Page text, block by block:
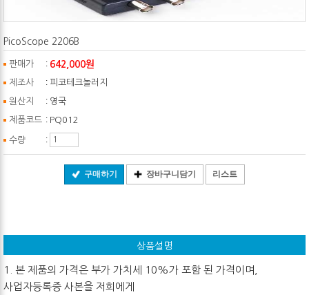
PicoScope 2206B
판매가 : 642,000원
제조사 : 피코테크놀러지
원산지 : 영국
제품코드 : PQ012
수량 :
구매하기 장바구니담기 리스트
상품설명
1. 본 제품의 가격은 부가 가치세 10%가 포함 된 가격이며,
사업자등록증 사본을 저희에게